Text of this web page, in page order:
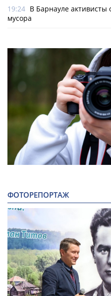
19:24 В Барнауле активисты
мусора
ФОТОРЕПОРТАЖ